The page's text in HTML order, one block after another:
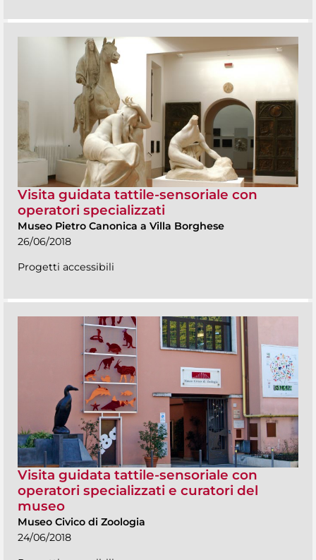
Visita guidata tattile-sensoriale con
operatori specializzati
Museo Pietro Canonica a Villa Borghese
26/06/2018
Progetti accessibili
Visita guidata tattile-sensoriale con
operatori specializzati e curatori del
museo
Museo Civico di Zoologia
24/06/2018